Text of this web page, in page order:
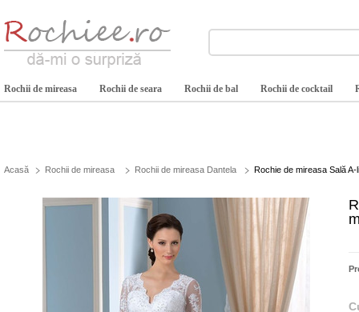
Rochii de mireasa Rochii de seara Rochii de bal Rochii de cocktail
Acasă Rochii de mireasa Rochii de mireasa Dantela Rochie de mireasa Sală